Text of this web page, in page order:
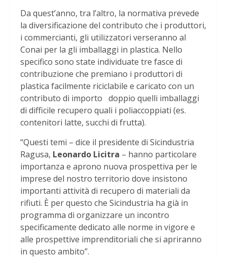
Da quest’anno, tra l’altro, la normativa prevede
la diversificazione del contributo che i produttori,
i commercianti, gli utilizzatori verseranno al
Conai per la gli imballaggi in plastica. Nello
specifico sono state individuate tre fasce di
contribuzione che premiano i produttori di
plastica facilmente riciclabile e caricato con un
contributo di importo doppio quelli imballaggi
di difficile recupero quali i poliaccoppiati (es.
contenitori latte, succhi di frutta).
“Questi temi – dice il presidente di Sicindustria
Ragusa, Leonardo Licitra – hanno particolare
importanza e aprono nuova prospettiva per le
imprese del nostro territorio dove insistono
importanti attività di recupero di materiali da
rifiuti. È per questo che Sicindustria ha già in
programma di organizzare un incontro
specificamente dedicato alle norme in vigore e
alle prospettive imprenditoriali che si apriranno
in questo ambito”.